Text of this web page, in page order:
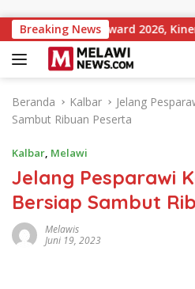
Breaking News
Award 2026, Kinerja
Beranda Kalbar
Jelang
Sambut Ribuan Peserta
Kalbar, Melawi
Jelang Pesparawi
Bersiap Sambut
Melawis
Juni 19, 2023